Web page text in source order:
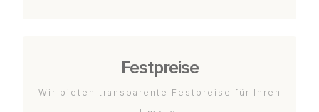
Festpreise
Wir bieten transparente Festpreise für Ihren